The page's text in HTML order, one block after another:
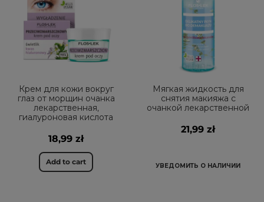
Крем для кожи вокруг
глаз от морщин очанка
лекарственная,
гиалуроновая кислота
18,99 zł
Add to cart
Мягкая жидкость для
снятия макияжа с
очанкой лекарственной
21,99 zł
УВЕДОМИТЬ О НАЛИЧИИ